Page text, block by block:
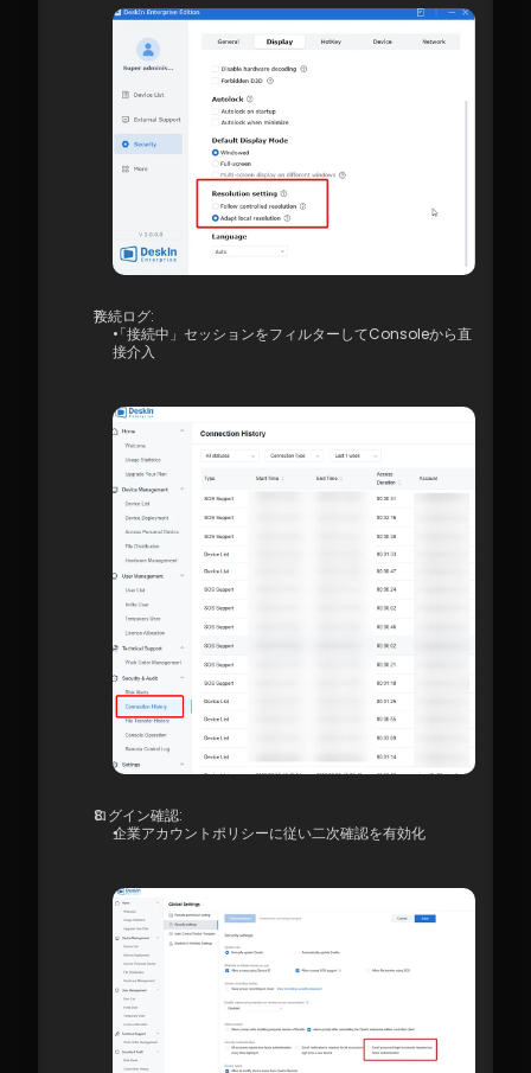
接続ログ:
「接続中」セッションをフィルターしてConsoleから直
接介入
ログイン確認:
企業アカウントポリシーに従い二次確認を有効化